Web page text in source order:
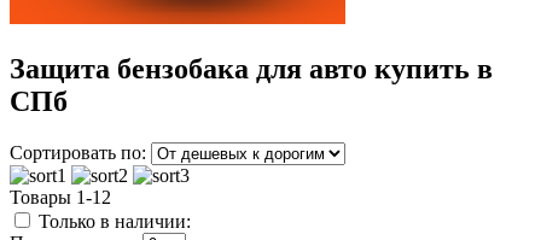
Защита бензобака для авто купить в
СПб
Сортировать по:
Товары 1-12
Только в наличии: